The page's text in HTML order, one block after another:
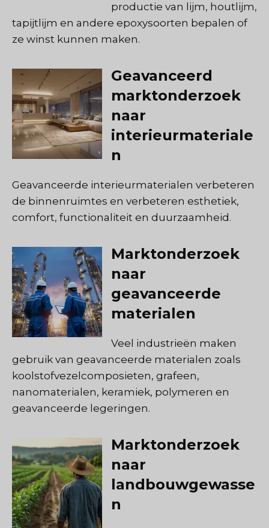
productie van lijm, houtlijm,
tapijtlijm en andere epoxysoorten bepalen of
ze winst kunnen maken.
Geavanceerd
marktonderzoek
naar
interieurmateriale
n
Geavanceerde interieurmaterialen verbeteren
de binnenruimtes en verbeteren esthetiek,
comfort, functionaliteit en duurzaamheid.
Marktonderzoek
naar
geavanceerde
materialen
Veel industrieën maken
gebruik van geavanceerde materialen zoals
koolstofvezelcomposieten, grafeen,
nanomaterialen, keramiek, polymeren en
geavanceerde legeringen.
Marktonderzoek
naar
landbouwgewasse
n